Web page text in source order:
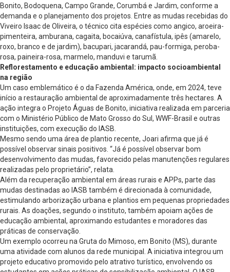
Bonito, Bodoquena, Campo Grande, Corumbá e Jardim, conforme a
demanda e o planejamento dos projetos. Entre as mudas recebidas do
Viveiro Isaac de Oliveira, o técnico cita espécies como angico, aroeira-
pimenteira, amburana, cagaita, bocaiúva, canafístula, ipês (amarelo,
roxo, branco e de jardim), bacupari, jacarandá, pau-formiga, peroba-
rosa, paineira-rosa, marmelo, manduvi e tarumã.
Reflorestamento e educação ambiental: impacto socioambiental
na região
Um caso emblemático é o da Fazenda América, onde, em 2024, teve
início a restauração ambiental de aproximadamente três hectares. A
ação integra o Projeto Águas de Bonito, iniciativa realizada em parceria
com o Ministério Público de Mato Grosso do Sul, WWF-Brasil e outras
instituições, com execução do IASB.
Mesmo sendo uma área de plantio recente, Joari afirma que já é
possível observar sinais positivos. “Já é possível observar bom
desenvolvimento das mudas, favorecido pelas manutenções regulares
realizadas pelo proprietário”, relata.
Além da recuperação ambiental em áreas rurais e APPs, parte das
mudas destinadas ao IASB também é direcionada à comunidade,
estimulando arborização urbana e plantios em pequenas propriedades
rurais. As doações, segundo o instituto, também apoiam ações de
educação ambiental, aproximando estudantes e moradores das
práticas de conservação.
Um exemplo ocorreu na Gruta do Mimoso, em Bonito (MS), durante
uma atividade com alunos da rede municipal. A iniciativa integrou um
projeto educativo promovido pelo atrativo turístico, envolvendo os